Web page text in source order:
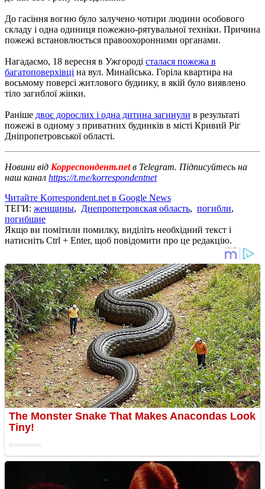
До гасіння вогню було залучено чотири людини особового
складу і одна одиниця пожежно-рятувальної техніки. Причина
пожежі встановлюється правоохоронними органами.
Нагадаємо, 18 вересня в Ужгороді сталася пожежа в
багатоповерхівці на вул. Минайська. Горіла квартира на
восьмому поверсі житлового будинку, в якій було виявлено
тіло загиблої жінки.
Раніше двоє дорослих і одна дитина загинули в результаті
пожежі в одному з приватних будинків в місті Кривий Ріг
Дніпропетровської області.
Новини від Корреспондент.netв Telegram. Підписуйтесь на
наш канал https://t.me/korrespondentnet
Читайте Korrespondent.net в Google News
ТЕГИ: женщины, Днепропетровская область, погибли,
погибшие
Якщо ви помітили помилку, виділіть необхідний текст і
натисніть Ctrl + Enter, щоб повідомити про це редакцію.